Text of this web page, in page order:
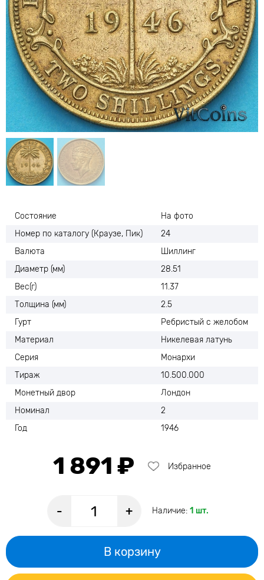
Состояние
На фото
Номер по каталогу (Краузе, Пик)
24
Валюта
Шиллинг
Диаметр (мм)
28.51
Вес(г)
11.37
Толщина (мм)
2.5
Гурт
Ребристый с желобом
Материал
Никелевая латунь
Серия
Монархи
Тираж
10.500.000
Монетный двор
Лондон
Номинал
2
Год
1946
1 891 ₽ Избранное
- + Наличие: 1 шт.
В корзину